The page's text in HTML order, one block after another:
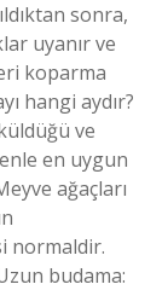
sonra,
uyanır ve
koparma
hangi aydır?
ve
en uygun
ağaçları
normaldir.
budama: